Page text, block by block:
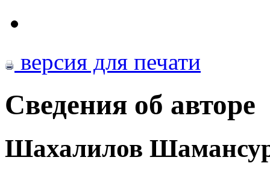
версия для печати
Сведения об авторе
Шахалилов